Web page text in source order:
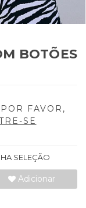
BOTÕES
FAVOR,
SE
SELEÇÃO
Adicionar